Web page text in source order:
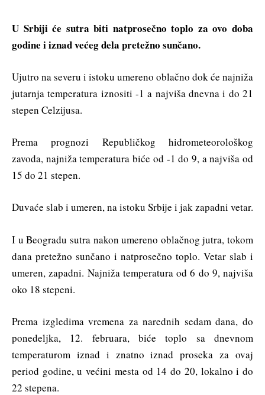
U Srbiji će sutra biti natprosečno toplo za ovo doba
godine i iznad većeg dela pretežno sunčano.
Ujutro na severu i istoku umereno oblačno dok će najniža
jutarnja temperatura iznositi -1 a najviša dnevna i do 21
stepen Celzijusa.
Prema prognozi Republičkog hidrometeorološkog
zavoda, najniža temperatura biće od -1 do 9, a najviša od
15 do 21 stepen.
Duvaće slab i umeren, na istoku Srbije i jak zapadni vetar.
I u Beogradu sutra nakon umereno oblačnog jutra, tokom
dana pretežno sunčano i natprosečno toplo. Vetar slab i
umeren, zapadni. Najniža temperatura od 6 do 9, najviša
oko 18 stepeni.
Prema izgledima vremena za narednih sedam dana, do
ponedeljka, 12. februara, biće toplo sa dnevnom
temperaturom iznad i znatno iznad proseka za ovaj
period godine, u većini mesta od 14 do 20, lokalno i do
22 stepena.